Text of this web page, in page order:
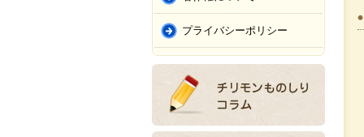
プライバシーポリシー